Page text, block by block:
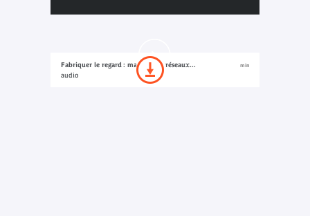
Fabriquer le regard : marchands, réseaux...
audio
min